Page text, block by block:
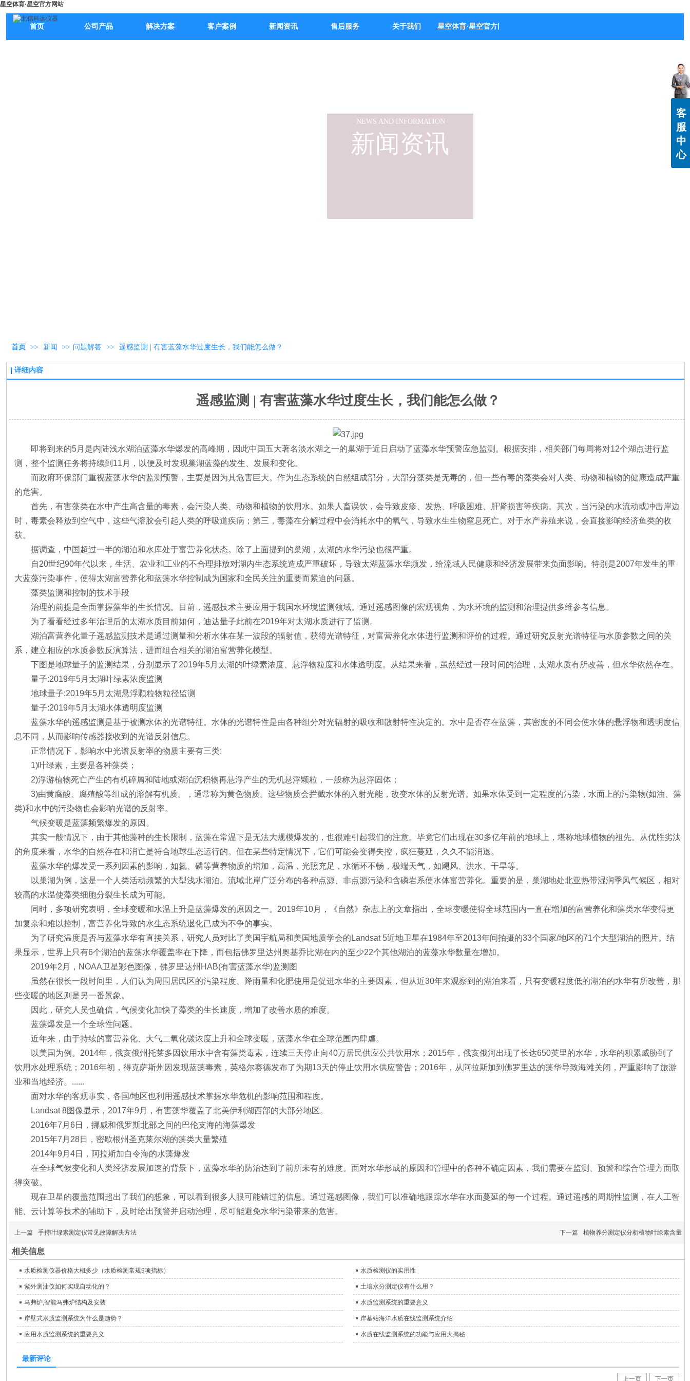
星空体育·星空官方网站
首页 公司产品 解决方案 客户案例 新闻资讯 售后服务 关于我们 星空体育·星空官方网站-星空体育（中国）
新闻资讯
NEWS AND INFORMATION
首页 >> 新闻 >> 问题解答 >> 遥感监测 | 有害蓝藻水华过度生长，我们能怎么做？
详细内容
遥感监测 | 有害蓝藻水华过度生长，我们能怎么做？
即将到来的5月是内陆浅水湖泊蓝藻水华爆发的高峰期，因此中国五大著名淡水湖之一的巢湖于近日启动了蓝藻水华预警应急监测。根据安排，相关部门每周将对12个湖点进行监
测，整个监测任务将持续到11月，以便及时发现巢湖蓝藻的发生、发展和变化。
而政府环保部门重视蓝藻水华的监测预警，主要是因为其危害巨大。作为生态系统的自然组成部分，大部分藻类是无毒的，但一些有毒的藻类会对人类、动物和植物的健康造成严重
的危害。
首先，有害藻类在水中产生高含量的毒素，会污染人类、动物和植物的饮用水。如果人畜误饮，会导致皮疹、发热、呼吸困难、肝肾损害等疾病。其次，当污染的水流动或冲击岸边
时，毒素会释放到空气中，这些气溶胶会引起人类的呼吸道疾病；第三，毒藻在分解过程中会消耗水中的氧气，导致水生生物窒息死亡。对于水产养殖来说，会直接影响经济鱼类的收
获。
据调查，中国超过一半的湖泊和水库处于富营养化状态。除了上面提到的巢湖，太湖的水华污染也很严重。
自20世纪90年代以来，生活、农业和工业的不合理排放对湖内生态系统造成严重破坏，导致太湖蓝藻水华频发，给流域人民健康和经济发展带来负面影响。特别是2007年发生的重
大蓝藻污染事件，使得太湖富营养化和蓝藻水华控制成为国家和全民关注的重要而紧迫的问题。
藻类监测和控制的技术手段
治理的前提是全面掌握藻华的生长情况。目前，遥感技术主要应用于我国水环境监测领域。通过遥感图像的宏观视角，为水环境的监测和治理提供多维参考信息。
为了看看经过多年治理后的太湖水质目前如何，迪达量子此前在2019年对太湖水质进行了监测。
湖泊富营养化量子遥感监测技术是通过测量和分析水体在某一波段的辐射值，获得光谱特征，对富营养化水体进行监测和评价的过程。通过研究反射光谱特征与水质参数之间的关
系，建立相应的水质参数反演算法，进而组合相关的湖泊富营养化模型。
下图是地球量子的监测结果，分别显示了2019年5月太湖的叶绿素浓度、悬浮物粒度和水体透明度。从结果来看，虽然经过一段时间的治理，太湖水质有所改善，但水华依然存在。
量子:2019年5月太湖叶绿素浓度监测
地球量子:2019年5月太湖悬浮颗粒物粒径监测
量子:2019年5月太湖水体透明度监测
蓝藻水华的遥感监测是基于被测水体的光谱特征。水体的光谱特性是由各种组分对光辐射的吸收和散射特性决定的。水中是否存在蓝藻，其密度的不同会使水体的悬浮物和透明度信
息不同，从而影响传感器接收到的光谱反射信息。
正常情况下，影响水中光谱反射率的物质主要有三类:
1)叶绿素，主要是各种藻类；
2)浮游植物死亡产生的有机碎屑和陆地或湖泊沉积物再悬浮产生的无机悬浮颗粒，一般称为悬浮固体；
3)由黄腐酸、腐殖酸等组成的溶解有机质。，通常称为黄色物质。这些物质会拦截水体的入射光能，改变水体的反射光谱。如果水体受到一定程度的污染，水面上的污染物(如油、藻
类)和水中的污染物也会影响光谱的反射率。
气候变暖是蓝藻频繁爆发的原因。
其实一般情况下，由于其他藻种的生长限制，蓝藻在常温下是无法大规模爆发的，也很难引起我们的注意。毕竟它们出现在30多亿年前的地球上，堪称地球植物的祖先。从优胜劣汰
的角度来看，水华的自然存在和消亡是符合地球生态运行的。但在某些特定情况下，它们可能会变得失控，疯狂蔓延，久久不能消退。
蓝藻水华的爆发受一系列因素的影响，如氮、磷等营养物质的增加，高温，光照充足，水循环不畅，极端天气，如飓风、洪水、干旱等。
以巢湖为例，这是一个人类活动频繁的大型浅水湖泊。流域北岸广泛分布的各种点源、非点源污染和含磷岩系使水体富营养化。重要的是，巢湖地处北亚热带湿润季风气候区，相对
较高的水温使藻类细胞分裂生长成为可能。
同时，多项研究表明，全球变暖和水温上升是蓝藻爆发的原因之一。2019年10月，《自然》杂志上的文章指出，全球变暖使得全球范围内一直在增加的富营养化和藻类水华变得更
加复杂和难以控制，富营养化导致的水生态系统退化已成为不争的事实。
为了研究温度是否与蓝藻水华有直接关系，研究人员对比了美国宇航局和美国地质学会的Landsat 5近地卫星在1984年至2013年间拍摄的33个国家/地区的71个大型湖泊的照片。结
果显示，世界上只有6个湖泊的蓝藻水华覆盖率在下降，而包括佛罗里达州奥基乔比湖在内的至少22个其他湖泊的蓝藻水华数量在增加。
2019年2月，NOAA卫星彩色图像，佛罗里达州HAB(有害蓝藻水华)监测图
虽然在很长一段时间里，人们认为周围居民区的污染程度、降雨量和化肥使用是促进水华的主要因素，但从近30年来观察到的湖泊来看，只有变暖程度低的湖泊的水华有所改善，那
些变暖的地区则是另一番景象。
因此，研究人员也确信，气候变化加快了藻类的生长速度，增加了改善水质的难度。
蓝藻爆发是一个全球性问题。
近年来，由于持续的富营养化、大气二氧化碳浓度上升和全球变暖，蓝藻水华在全球范围内肆虐。
以美国为例。2014年，俄亥俄州托莱多因饮用水中含有藻类毒素，连续三天停止向40万居民供应公共饮用水；2015年，俄亥俄河出现了长达650英里的水华，水华的积累威胁到了
饮用水处理系统；2016年初，得克萨斯州因发现蓝藻毒素，英格尔赛德发布了为期13天的停止饮用水供应警告；2016年，从阿拉斯加到佛罗里达的藻华导致海滩关闭，严重影响了旅游
业和当地经济。......
面对水华的客观事实，各国/地区也利用遥感技术掌握水华危机的影响范围和程度。
Landsat 8图像显示，2017年9月，有害藻华覆盖了北美伊利湖西部的大部分地区。
2016年7月6日，挪威和俄罗斯北部之间的巴伦支海的海藻爆发
2015年7月28日，密歇根州圣克莱尔湖的藻类大量繁殖
2014年9月4日，阿拉斯加白令海的水藻爆发
在全球气候变化和人类经济发展加速的背景下，蓝藻水华的防治达到了前所未有的难度。面对水华形成的原因和管理中的各种不确定因素，我们需要在监测、预警和综合管理方面取
得突破。
现在卫星的覆盖范围超出了我们的想象，可以看到很多人眼可能错过的信息。通过遥感图像，我们可以准确地跟踪水华在水面蔓延的每一个过程。通过遥感的周期性监测，在人工智
能、云计算等技术的辅助下，及时给出预警并启动治理，尽可能避免水华污染带来的危害。
上一篇 手持叶绿素测定仪常见故障解决方法 下一篇 植物养分测定仪分析植物叶绿素含量
相关信息
水质检测仪器价格大概多少（水质检测常规9项指标） 水质检测仪的实用性
紫外测油仪如何实现自动化的？ 土壤水分测定仪有什么用？
马弗炉,智能马弗炉结构及安装 水质监测系统的重要意义
岸壁式水质监测系统为什么是趋势？ 岸基站海洋水质在线监测系统介绍
应用水质监测系统的重要意义 水质在线监测系统的功能与应用大揭秘
最新评论
上一页 下一页
客
服
中
心